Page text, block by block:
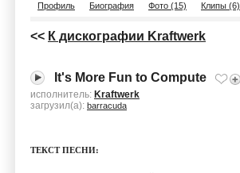
Профиль Биография Фото (15) Клипы (6)
<< К дискографии Kraftwerk
It's More Fun to Compute
исполнитель: Kraftwerk
загрузил(а): barracuda
ТЕКСТ ПЕСНИ: